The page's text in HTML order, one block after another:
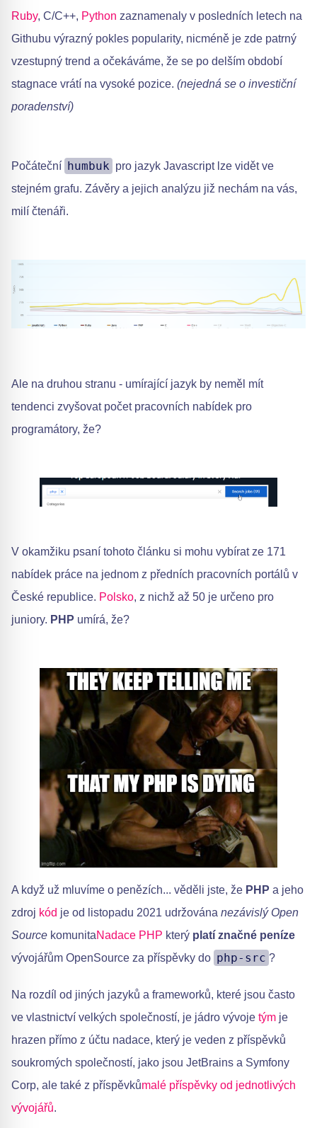
Ruby, C/C++, Python zaznamenaly v posledních letech na
Githubu výrazný pokles popularity, nicméně je zde patrný
vzestupný trend a očekáváme, že se po delším období
stagnace vrátí na vysoké pozice. (nejedná se o investiční
poradenství)
Počáteční humbuk pro jazyk Javascript lze vidět ve
stejném grafu. Závěry a jejich analýzu již nechám na vás,
milí čtenáři.
Ale na druhou stranu - umírající jazyk by neměl mít
tendenci zvyšovat počet pracovních nabídek pro
programátory, že?
V okamžiku psaní tohoto článku si mohu vybírat ze 171
nabídek práce na jednom z předních pracovních portálů v
České republice. Polsko, z nichž až 50 je určeno pro
juniory. PHP umírá, že?
A když už mluvíme o penězích... věděli jste, že PHP a jeho
zdroj kód je od listopadu 2021 udržována nezávislý Open
Source komunitaNadace PHP který platí značné peníze
vývojářům OpenSource za příspěvky do php-src ?
Na rozdíl od jiných jazyků a frameworků, které jsou často
ve vlastnictví velkých společností, je jádro vývoje tým je
hrazen přímo z účtu nadace, který je veden z příspěvků
soukromých společností, jako jsou JetBrains a Symfony
Corp, ale také z příspěvkůmalé příspěvky od jednotlivých
vývojářů.